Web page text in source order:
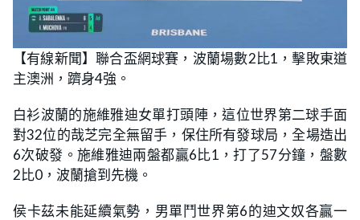
【有線新聞】聯合盃網球賽，波蘭場數2比1，擊敗東道
主澳洲，躋身4強。
白衫波蘭的施維雅迪女單打頭陣，這位世界第二球手面
對32位的哉芝完全無留手，保住所有發球局，全場造出
6次破發。施維雅迪兩盤都贏6比1，打了57分鐘，盤數
2比0，波蘭搶到先機。
侯卡茲未能延續氣勢，男單鬥世界第6的迪文奴各贏一